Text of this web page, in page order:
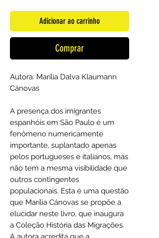
Adicionar ao carrinho
Comprar
Autora: Marília Dalva Klaumann
Cánovas
A presença dos imigrantes
espanhóis em São Paulo é um
fenômeno numericamente
importante, suplantado apenas
pelos portugueses e italianos, mas
não tem a mesma visibilidade que
outros contingentes
populacionais. Esta é uma questão
que Marília Cánovas se propõe a
elucidar neste livro, que inaugura
a Coleção História das Migrações.